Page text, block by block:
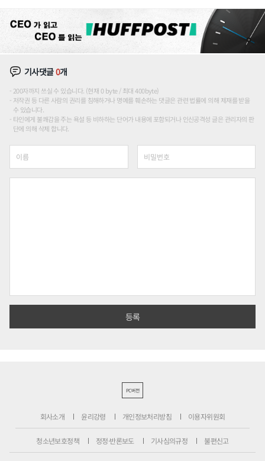
기사댓글0개
200자까지 쓰실 수 있습니다. (현재 0 byte / 최대 400byte)
저작권 등 다른 사람의 권리를 침해하거나 명예를 훼손하는 댓글은 관련 법률에 의해 제재를 받을
수 있습니다.
타인에게 불쾌감을 주는 욕설 등 비하하는 단어가 내용에 포함되거나 인신공격성 글은 관리자의 판
단에 의해 삭제 합니다.
PC버전
회사소개 윤리강령 개인정보처리방침 이용자위원회
청소년보호정책 정정·반론보도 기사심의규정 불편신고